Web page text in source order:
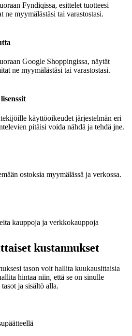
Fyndiqissa, esittelet tuotteesi
myymälästäsi tai varastostasi.
Google Shoppingissa, näytät
ne myymälästäsi tai varastostasi.
käyttöoikeudet järjestelmän eri
pitäisi voida nähdä ja tehdä jne.
ostoksia myymälässä ja verkossa.
kauppoja ja verkkokauppoja
kustannukset
tason voit hallita kuukausittaisia
hintaa niin, että se on sinulle
ja sisältö alla.